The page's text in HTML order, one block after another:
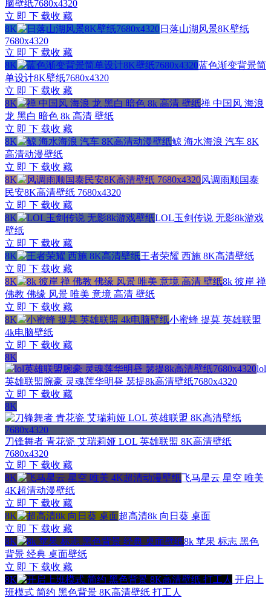
脑壁纸7680x4320
立 即 下 载收 藏
8K
日落山湖风景8K壁纸
7680x4320
立 即 下 载收 藏
8K
蓝色渐变背景简
单设计8K壁纸7680x4320
立 即 下 载收 藏
8K
禅 中国风 海浪
龙 黑白 暗色 8k 高清 壁纸
立 即 下 载收 藏
8K
鲸 海水海浪 汽车 8K
高清动漫壁纸
立 即 下 载收 藏
8K
风调雨顺国泰
民安8K高清壁纸 7680x4320
立 即 下 载收 藏
8K
LOL玉剑传说 无影8k游戏
壁纸
立 即 下 载收 藏
8K
王者荣耀 西施 8K高清壁纸
立 即 下 载收 藏
8K
8k 彼岸 禅
佛教 佛缘 风景 唯美 意境 高清 壁纸
立 即 下 载收 藏
8K
小蜜蜂 提莫 英雄联盟
4k电脑壁纸
立 即 下 载收 藏
8K
lol
英雄联盟腕豪 灵魂莲华明昼 瑟提8k高清壁纸7680x4320
立 即 下 载收 藏
8K
刀锋舞者 青花瓷 艾瑞莉娅 LOL 英雄联盟 8K高清壁纸
7680x4320
立 即 下 载收 藏
8K
飞马星云 星空 唯美
4K超清动漫壁纸
立 即 下 载收 藏
8K
超高清8k 向日葵 桌面
立 即 下 载收 藏
8K
8k 苹果 标志 黑色
背景 经典 桌面壁纸
立 即 下 载收 藏
8K
开启上
班模式 简约 黑色背景 8K高清壁纸 打工人